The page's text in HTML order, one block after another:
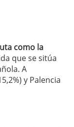
como la
que se sitúa
A
y Palencia